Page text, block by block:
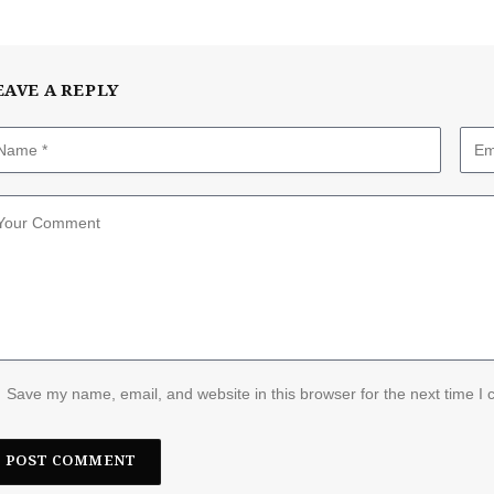
A REPLY
Save my name, email, and website in this browser for the next time I